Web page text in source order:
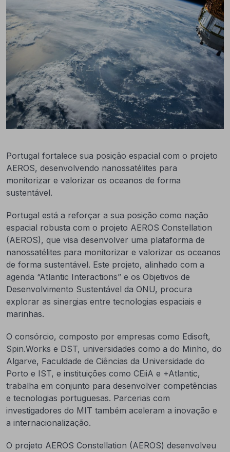
Portugal fortalece sua posição espacial com o projeto
AEROS, desenvolvendo nanossatélites para
monitorizar e valorizar os oceanos de forma
sustentável.
Portugal está a reforçar a sua posição como nação
espacial robusta com o projeto AEROS Constellation
(AEROS), que visa desenvolver uma plataforma de
nanossatélites para monitorizar e valorizar os oceanos
de forma sustentável. Este projeto, alinhado com a
agenda “Atlantic Interactions” e os Objetivos de
Desenvolvimento Sustentável da ONU, procura
explorar as sinergias entre tecnologias espaciais e
marinhas.
O consórcio, composto por empresas como Edisoft,
Spin.Works e DST, universidades como a do Minho, do
Algarve, Faculdade de Ciências da Universidade do
Porto e IST, e instituições como CEiiA e +Atlantic,
trabalha em conjunto para desenvolver competências
e tecnologias portuguesas. Parcerias com
investigadores do MIT também aceleram a inovação e
a internacionalização.
O projeto AEROS Constellation (AEROS) desenvolveu